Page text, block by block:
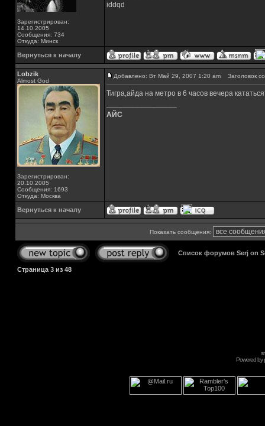
Зарегистрирован:
14.10.2005
Сообщения: 734
Откуда: Минск
iddqd
Вернуться к началу
Lobzik
Almost God
Зарегистрирован:
20.10.2005
Сообщения: 1693
Откуда: Москва
Добавлено: Вт Май 29, 2007 1:20 am Заголовок
Тигра,айда на метро в 6 часов вечера
АЙС
Вернуться к началу
Показать сообщения:
Список форумов Serj on
Страница 3 из 48
Powered by